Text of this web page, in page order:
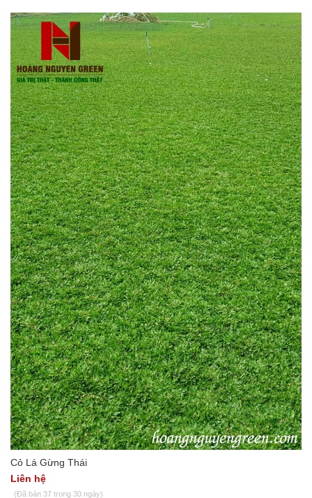
Cỏ Lá Gừng Thái
Liên hệ
(Đã bán 37 trong 30 ngày)